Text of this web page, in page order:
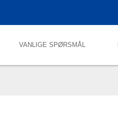
VANLIGE SPØRSMÅL